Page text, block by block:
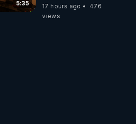
5:35
la faute des
dirigeants qui
17 hours ago
476
views